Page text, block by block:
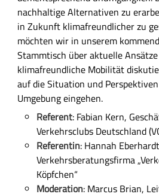
B
e
s
c
h
r
e
nachhaltige Alternativen zu
in Zukunft klimafreundlicher zu
möchten wir in unserem
Stammtisch über aktuelle
klimafreundliche Mobilität
auf die Situation und
Umgebung eingehen.
Referent: Fabian Kern,
Verkehrsclubs Deutschland
Referentin: Hannah
Verkehrsberatungsfirma
Köpfchen“
Moderation: Marcus Brian,